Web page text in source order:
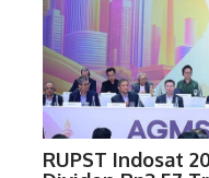
RUPST Indosat